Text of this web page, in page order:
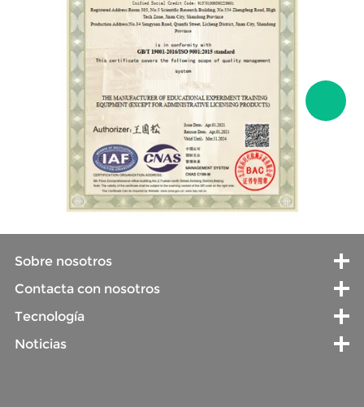
Sobre nosotros
Contacta con nosotros
Tecnología
Noticias